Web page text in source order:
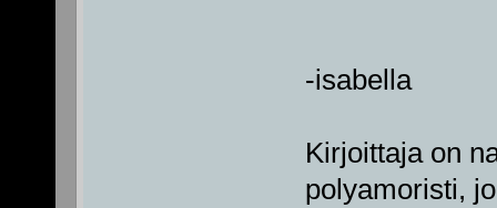
-isabella
Kirjoittaja on
polyamoristi,